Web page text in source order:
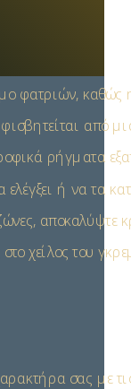
φατριών, καθώς
από
ρήγματα
ή να τα
αποκαλύψτε
χείλος του
σας με